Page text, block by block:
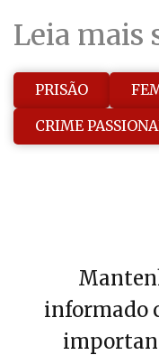
Leia mais
PRISÃO
CRIME
informado